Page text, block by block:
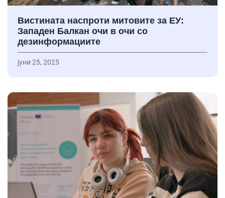
Вистината наспроти митовите за ЕУ:
Западен Балкан очи в очи со
дезинформациите
јуни 25, 2025